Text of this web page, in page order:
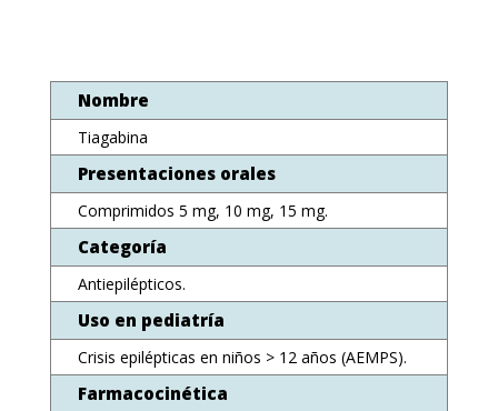
Nombre
Tiagabina
Presentaciones orales
Comprimidos 5 mg, 10 mg, 15 mg.
Categoría
Antiepilépticos.
Uso en pediatría
Crisis epilépticas en niños > 12 años (AEMPS).
Farmacocinética